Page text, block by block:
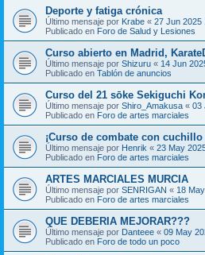
Deporte y fatiga crónica
Último mensaje por Krabe « 27 Jun 2025
Publicado en Foro de Salud y Lesiones
Curso abierto en Madrid,
Último mensaje por Shizuru « 14 Jun
Publicado en Tablón de anuncios
Curso del 21 sōke Sekiguchi
Último mensaje por Shiro_Amakusa « 03
Publicado en Foro de artes marciales
¡Curso de combate con
Último mensaje por Henrik « 23 May
Publicado en Foro de artes marciales
ARTES MARCIALES MURCIA
Último mensaje por SENRIGAN « 18
Publicado en Foro de artes marciales
QUE DEBERIA MEJORAR???
Último mensaje por Danteee « 09 May
Publicado en Foro de todo un poco